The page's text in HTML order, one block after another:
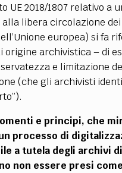
UE 2018/1807 relativo a
libera circolazione
europea) si fa
origine archivistica – di
e limitazione
(che gli archivisti
e principi, che
processo di
a tutela degli archivi
non essere presi